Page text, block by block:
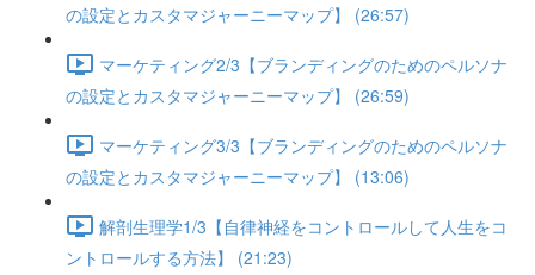
の設定とカスタマジャーニーマップ】 (26:57)
マーケティング2/3【ブランディングのためのペルソナ
の設定とカスタマジャーニーマップ】 (26:59)
マーケティング3/3【ブランディングのためのペルソナ
の設定とカスタマジャーニーマップ】 (13:06)
解剖生理学1/3【自律神経をコントロールして人生をコ
ントロールする方法】 (21:23)